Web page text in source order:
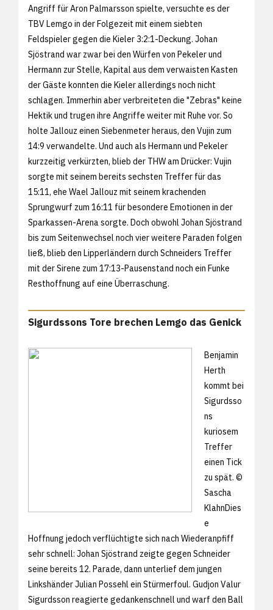
Angriff für Aron Palmarsson spielte, versuchte es der
TBV Lemgo in der Folgezeit mit einem siebten
Feldspieler gegen die Kieler 3:2:1-Deckung. Johan
Sjöstrand war zwar bei den Würfen von Pekeler und
Hermann zur Stelle, Kapital aus dem verwaisten Kasten
der Gäste konnten die Kieler allerdings noch nicht
schlagen. Immerhin aber verbreiteten die "Zebras" keine
Hektik und trugen ihre Angriffe weiter mit Ruhe vor. So
holte Jallouz einen Siebenmeter heraus, den Vujin zum
14:9 verwandelte. Und auch als Hermann und Pekeler
kurzzeitig verkürzten, blieb der THW am Drücker: Vujin
sorgte mit seinem bereits sechsten Treffer für das
15:11, ehe Wael Jallouz mit seinem krachenden
Sprungwurf zum 16:11 für besondere Emotionen in der
Sparkassen-Arena sorgte. Doch obwohl Johan Sjöstrand
bis zum Seitenwechsel noch vier weitere Paraden folgen
ließ, blieb den Lipperländern durch Schneiders Treffer
mit der Sirene zum 17:13-Pausenstand noch ein Funke
Resthoffnung auf eine Überraschung.
Sigurdssons Tore brechen Lemgo das Genick
Benjamin
Herth
kommt bei
Sigurdsso
ns
kuriosem
Treffer
einen Tick
zu spät. ©
Sascha
KlahnDies
e
Hoffnung jedoch verflüchtigte sich nach Wiederanpfiff
sehr schnell: Johan Sjöstrand zeigte gegen Schneider
seine bereits 12. Parade, dann unterlief dem jungen
Linkshänder Julian Possehl ein Stürmerfoul. Gudjon Valur
Sigurdsson reagierte gedankenschnell und warf den Ball